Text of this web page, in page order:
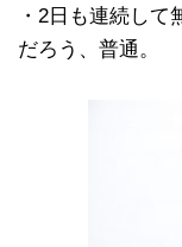
・2日も連続し
だろう、普通。